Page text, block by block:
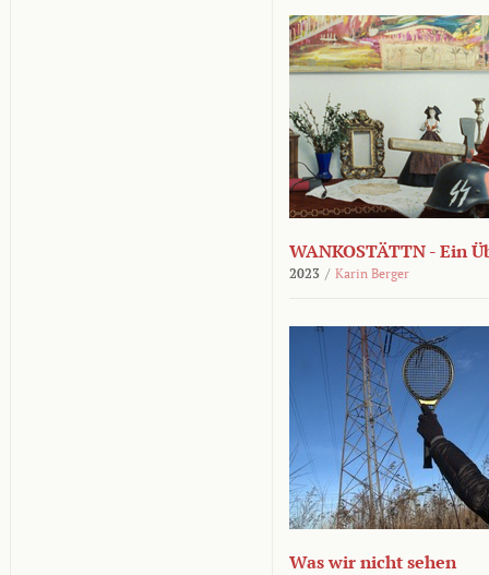
WANKOSTÄTTN - Ein
2023 / Karin Berger
Was wir nicht sehen